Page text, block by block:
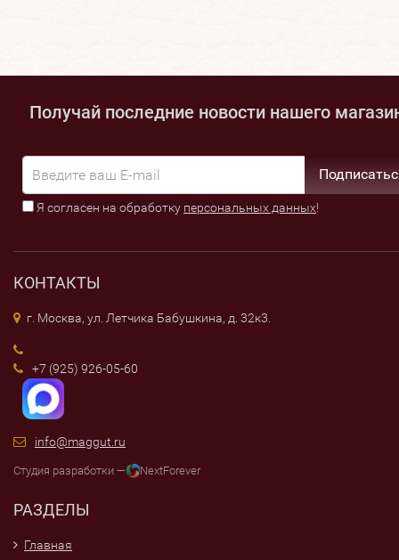
Получай последние новости нашего
Я согласен на обработку персональных данных!
КОНТАКТЫ
г. Москва, ул. Летчика Бабушкина, д. 32к3.
+7 (925) 926-05-60
info@maggut.ru
Студия разработки — NextForever
РАЗДЕЛЫ
Главная